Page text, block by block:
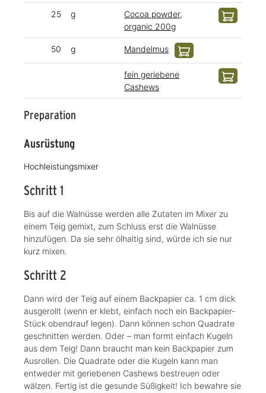
25 g
Cocoa powder,
organic 200g
50 g Mandelmus
fein geriebene
Cashews
Preparation
Ausrüstung
Hochleistungsmixer
Schritt 1
Bis auf die Walnüsse werden alle Zutaten im Mixer zu
einem Teig gemixt, zum Schluss erst die Walnüsse
hinzufügen. Da sie sehr ölhaltig sind, würde ich sie nur
kurz mixen.
Schritt 2
Dann wird der Teig auf einem Backpapier ca. 1 cm dick
ausgerollt (wenn er klebt, einfach noch ein Backpapier-
Stück obendrauf legen). Dann können schon Quadrate
geschnitten werden. Oder – man formt einfach Kugeln
aus dem Teig! Dann braucht man kein Backpapier zum
Ausrollen. Die Quadrate oder die Kugeln kann man
entweder mit geriebenen Cashews bestreuen oder
wälzen. Fertig ist die gesunde Süßigkeit! Ich bewahre sie